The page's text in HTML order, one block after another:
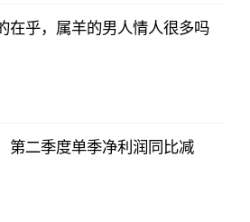
在乎，属羊的男人情人很多吗
第二季度单季净利润同比减